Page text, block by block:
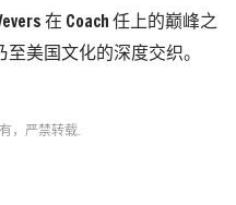
在 Coach 任上的巅峰之
美国文化的深度交织。
，严禁转载.